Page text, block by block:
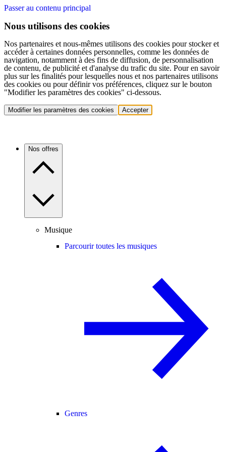
Passer au contenu principal
Nous utilisons des cookies
Nos partenaires et nous-mêmes utilisons des cookies pour stocker et
accéder à certaines données personnelles, comme les données de
navigation, notamment à des fins de diffusion, de personnalisation
de contenu, de publicité et d'analyse du trafic du site. Pour en savoir
plus sur les finalités pour lesquelles nous et nos partenaires utilisons
des cookies ou pour définir vos préférences, cliquez sur le bouton
"Modifier les paramètres des cookies" ci-dessous.
Modifier les paramètres des cookies Accepter
Nos offres
Musique
Parcourir toutes les musiques
Genres